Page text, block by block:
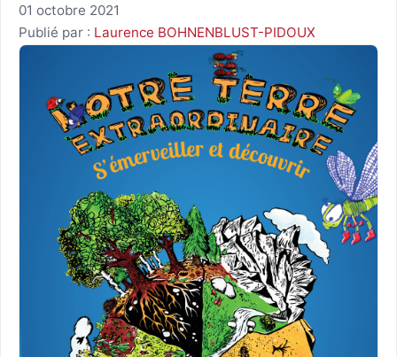
01 octobre 2021
Publié par : Laurence BOHNENBLUST-PIDOUX